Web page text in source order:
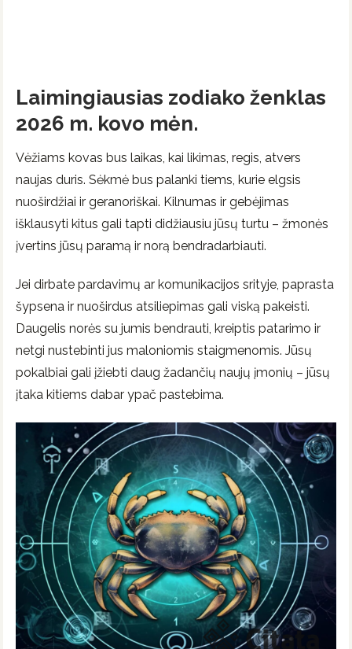
Laimingiausias zodiako ženklas
2026 m. kovo mėn.
Vėžiams kovas bus laikas, kai likimas, regis, atvers
naujas duris. Sėkmė bus palanki tiems, kurie elgsis
nuoširdžiai ir geranoriškai. Kilnumas ir gebėjimas
išklausyti kitus gali tapti didžiausiu jūsų turtu – žmonės
įvertins jūsų paramą ir norą bendradarbiauti.
Jei dirbate pardavimų ar komunikacijos srityje, paprasta
šypsena ir nuoširdus atsiliepimas gali viską pakeisti.
Daugelis norės su jumis bendrauti, kreiptis patarimo ir
netgi nustebinti jus maloniomis staigmenomis. Jūsų
pokalbiai gali įžiebti daug žadančių naujų įmonių – jūsų
įtaka kitiems dabar ypač pastebima.